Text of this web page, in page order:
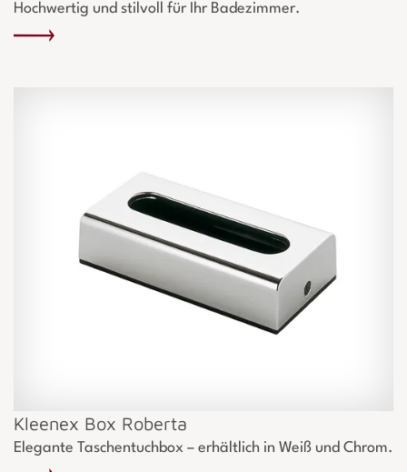
Hochwertig und stilvoll für Ihr Badezimmer.
Kleenex Box Roberta
Elegante Taschentuchbox – erhältlich in Weiß und Chrom.